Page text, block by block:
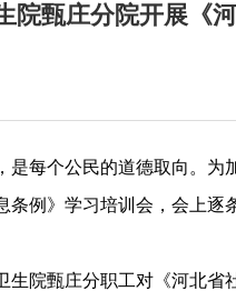
院甄庄分院开展《
每个公民的道德取向。为
条例》 学习培训会 ，会上逐
院甄庄分职工对《河北省